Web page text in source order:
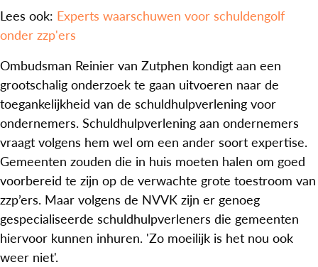
Lees ook: Experts waarschuwen voor schuldengolf
onder zzp'ers
Ombudsman Reinier van Zutphen kondigt aan een
grootschalig onderzoek te gaan uitvoeren naar de
toegankelijkheid van de schuldhulpverlening voor
ondernemers. Schuldhulpverlening aan ondernemers
vraagt volgens hem wel om een ander soort expertise.
Gemeenten zouden die in huis moeten halen om goed
voorbereid te zijn op de verwachte grote toestroom van
zzp’ers. Maar volgens de NVVK zijn er genoeg
gespecialiseerde schuldhulpverleners die gemeenten
hiervoor kunnen inhuren. 'Zo moeilijk is het nou ook
weer niet'.